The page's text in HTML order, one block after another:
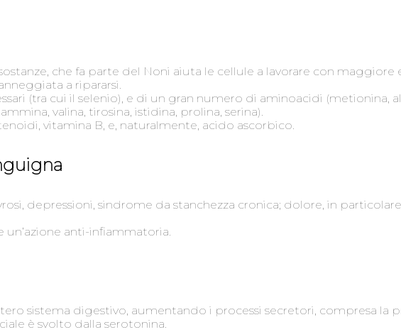
che fa parte del Noni aiuta le cellule a lavorare con maggiore
a ripararsi.
(tra cui il selenio), e di un gran numero di aminoacidi (metionina,
valina, tirosina, istidina, prolina, serina).
vitamina B, e, naturalmente, acido ascorbico.
depressioni, sindrome da stanchezza cronica; dolore, in
anti-infiammatoria.
sistema digestivo, aumentando i processi secretori, compresa la
è svolto dalla serotonina.